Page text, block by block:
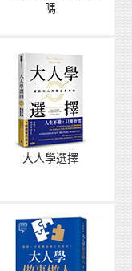
嗎
大人學選擇